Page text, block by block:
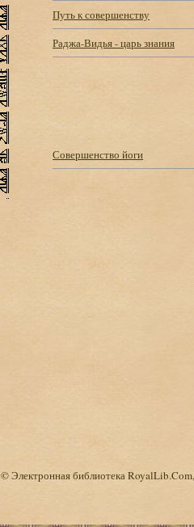
Путь к совершенству
Раджа-Видья - царь знания
Совершенство йоги
© Электронная библиотека